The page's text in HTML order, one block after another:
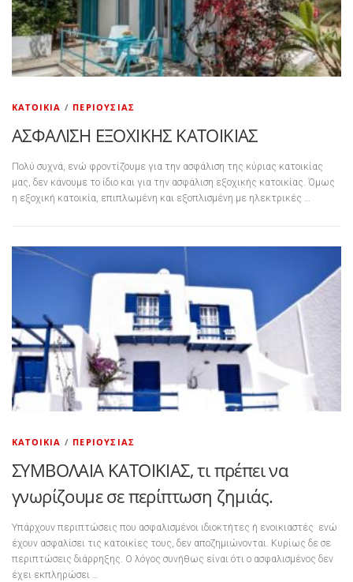
ΚΑΤΟΙΚΊΑ / ΠΕΡΙΟΥΣΊΑΣ
ΑΣΦΑΛΙΣΗ ΕΞΟΧΙΚΗΣ ΚΑΤΟΙΚΙΑΣ
Πολύ συχνά, ενώ φροντίζουμε για την ασφάλιση της κύριας κατοικίας
μας, δεν κάνουμε το ίδιο και για την ασφάλιση εξοχικής κατοικίας. Όμως
η εξοχική κατοικία, επιπλωμένη και εξοπλισμένη με ηλεκτρικές …
ΚΑΤΟΙΚΊΑ / ΠΕΡΙΟΥΣΊΑΣ
ΣΥΜΒΟΛΑΙΑ ΚΑΤΟΙΚΙΑΣ, τι πρέπει να
γνωρίζουμε σε περίπτωση ζημιάς.
Υπάρχουν περιπτώσεις που ασφαλισμένοι ιδιοκτήτες ή ενοικιαστές ενώ
έχουν ασφαλίσει τις κατοικίες τους, δεν αποζημιώνονται. Κυρίως δε σε
περιπτώσεις διάρρηξης. Ο λόγος συνήθως είναι ότι ο ασφαλισμένος δεν
έχει εκπληρώσει …